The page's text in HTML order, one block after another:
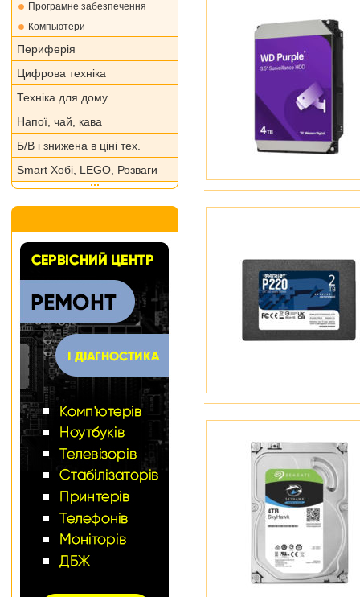
Програмне забезпечення
Компьютери
Периферія
Цифрова техніка
Техніка для дому
Напої, чай, кава
Б/В і знижена в ціні тех.
Smart Хобі, LEGO, Розваги